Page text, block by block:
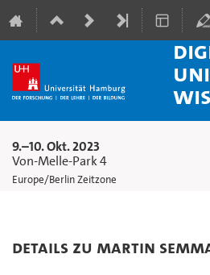
9.–10. Okt. 2023
Von-Melle-Park 4
Europe/Berlin Zeitzone
Details zu Martin